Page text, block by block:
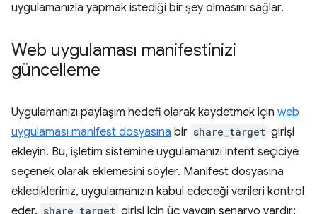
uygulamanızla yapmak istediği bir şey olmasını sağlar.
Web uygulaması manifestinizi
güncelleme
Uygulamanızı paylaşım hedefi olarak kaydetmek için web
uygulaması manifest dosyasına bir share_target girişi
ekleyin. Bu, işletim sistemine uygulamanızı intent seçiciye
seçenek olarak eklemesini söyler. Manifest dosyasına
ekledikleriniz, uygulamanızın kabul edeceği verileri kontrol
share_target